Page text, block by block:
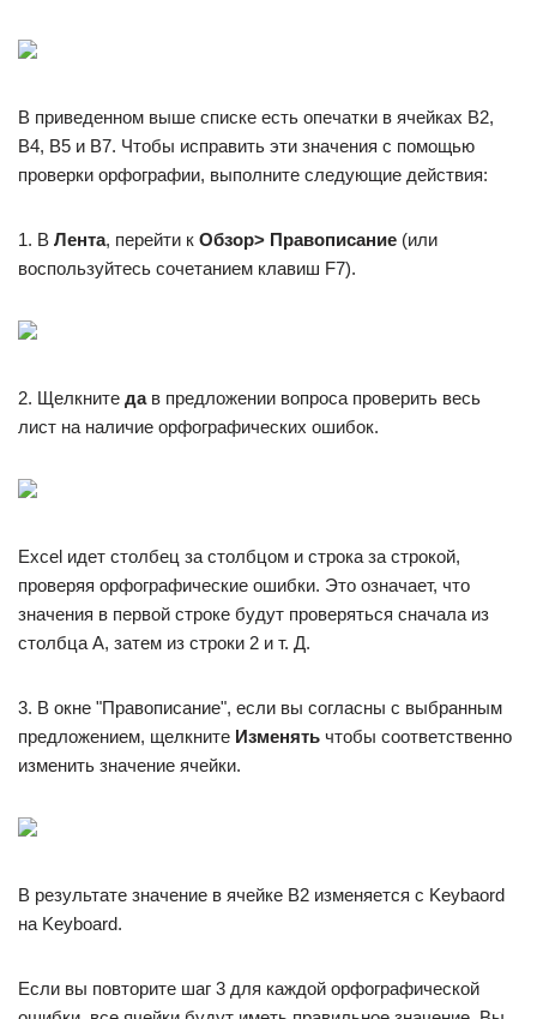
В приведенном выше списке есть опечатки в ячейках B2,
B4, B5 и B7. Чтобы исправить эти значения с помощью
проверки орфографии, выполните следующие действия:
1. В Лента, перейти к Обзор> Правописание (или
воспользуйтесь сочетанием клавиш F7).
2. Щелкните дав предложении вопроса проверить весь
лист на наличие орфографических ошибок.
Excel идет столбец за столбцом и строка за строкой,
проверяя орфографические ошибки. Это означает, что
значения в первой строке будут проверяться сначала из
столбца A, затем из строки 2 и т. Д.
3. В окне "Правописание", если вы согласны с выбранным
предложением, щелкните Изменять чтобы соответственно
изменить значение ячейки.
В результате значение в ячейке B2 изменяется с Keybaord
на Keyboard.
Если вы повторите шаг 3 для каждой орфографической